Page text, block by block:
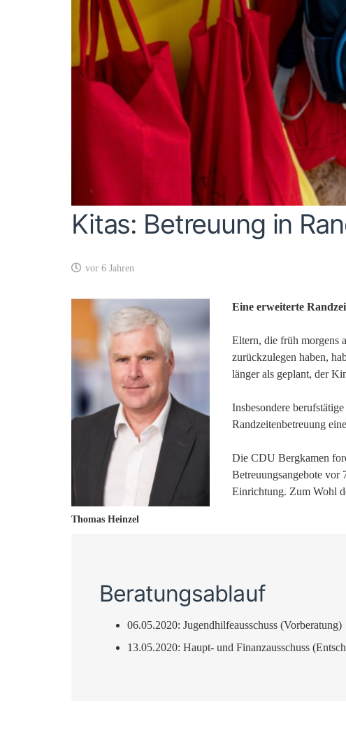
Kitas: Betreuung in
vor 6 Jahren
Thomas Heinzel
Eine erweiterte
Eltern, die früh morgens
zurückzulegen haben,
länger als geplant, der
Insbesondere
Randzeitenbetreuung
Die CDU Bergkamen
Betreuungsangebote vor
Einrichtung. Zum Wohl
Beratungsablauf
06.05.2020: Jugendhilfeausschuss (Vorberatung)
13.05.2020: Haupt- und Finanzausschuss